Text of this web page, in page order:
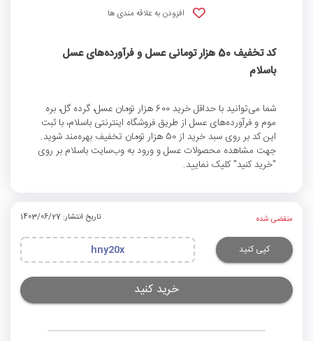
افزودن به علاقه مندی ها
کد تخفیف 50 هزار تومانی عسل و فرآورده‌های عسل
باسلام
شما می‌توانید با حداقل خرید 600 هزار تومان عسل، گرده گل، بره
موم و فرآورده‌های عسل از طریق فروشگاه اینترنتی باسلام، با ثبت
این کد بر روی سبد خرید از 50 هزار تومان تخفیف بهره‌مند شوید.
جهت مشاهده محصولات عسل و ورود به وب‌سایت باسلام بر روی
"خرید کنید" کلیک نمایید.
منقضی شده تاریخ انتشار: 1403/06/27
کپی کنید hny20x
خرید کنید